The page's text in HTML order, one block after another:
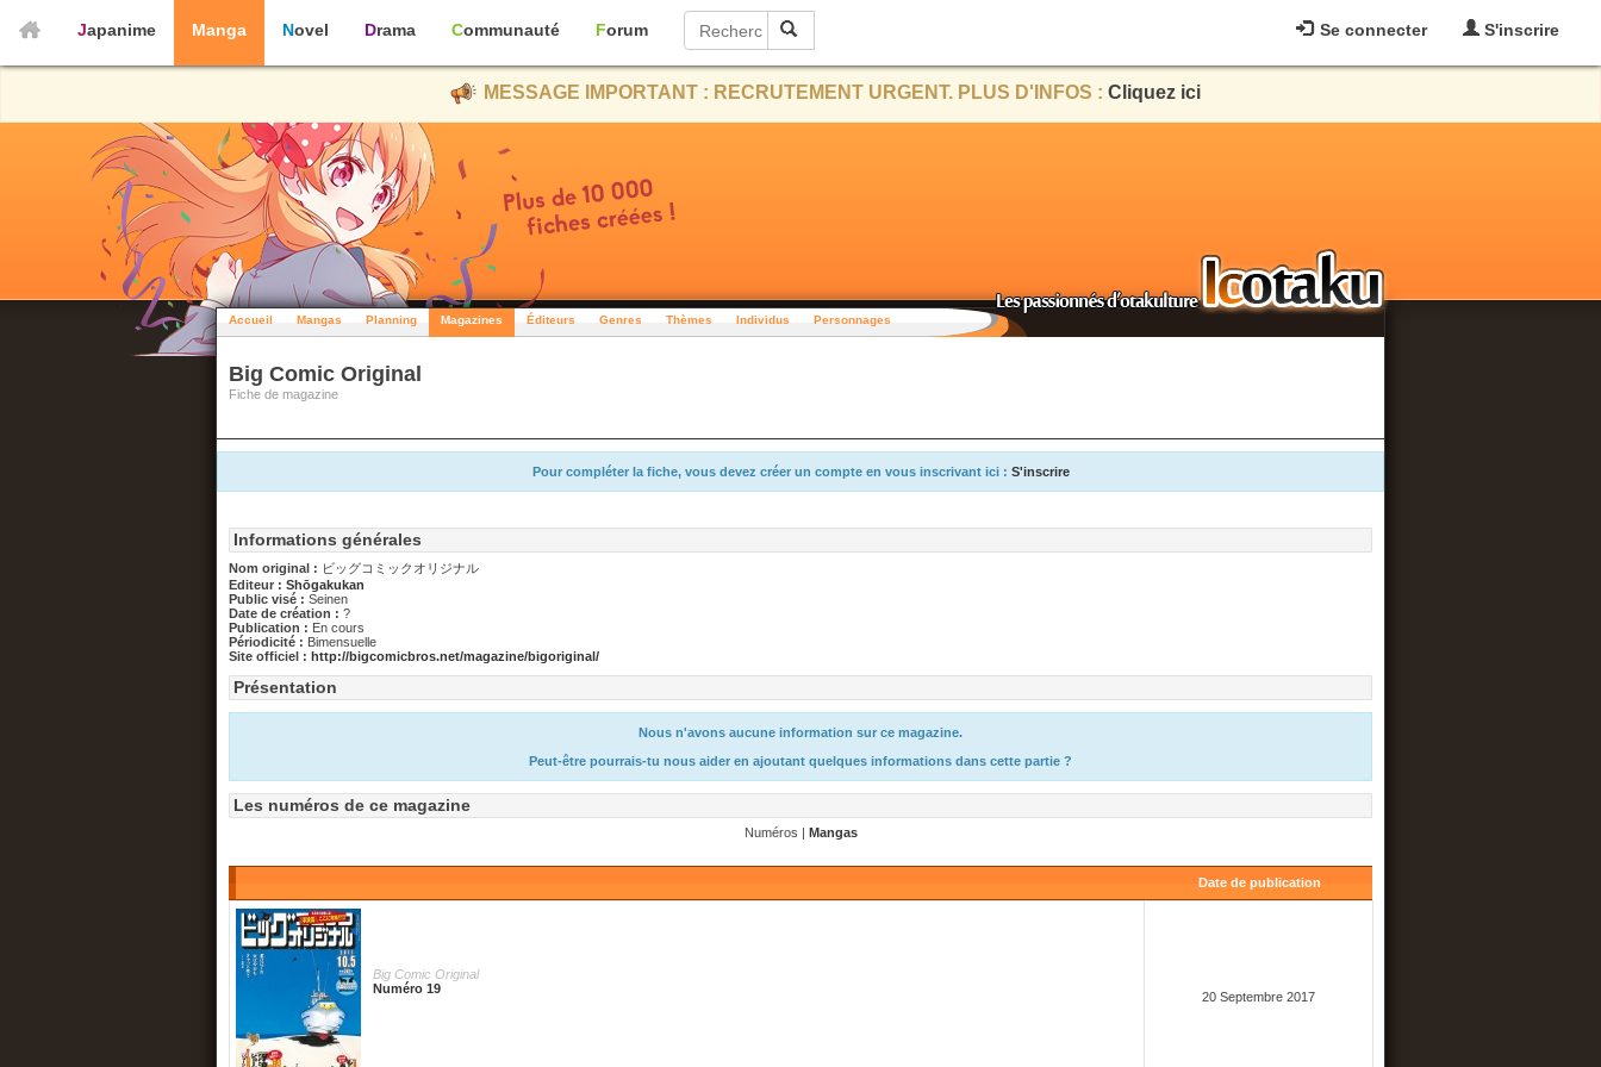
Se connecter S'inscrire
Japanime Manga Novel Drama Communauté Forum
MESSAGE IMPORTANT : RECRUTEMENT URGENT. PLUS D'INFOS : Cliquez ici
Accueil Mangas Planning Magazines Éditeurs Genres Thèmes Individus Personnages
Big Comic Original
Fiche de magazine
Pour compléter la fiche, vous devez créer un compte en vous inscrivant ici : S'inscrire
Informations générales
Nom original : ビッグコミックオリジナル
Editeur : Shōgakukan
Public visé : Seinen
Date de création : ?
Publication : En cours
Périodicité : Bimensuelle
Site officiel : http://bigcomicbros.net/magazine/bigoriginal/
Présentation
Nous n'avons aucune information sur ce magazine.
Peut-être pourrais-tu nous aider en ajoutant quelques informations dans cette partie ?
Les numéros de ce magazine
Numéros | Mangas
Date de publication
Big Comic Original
Numéro 19
20 Septembre 2017